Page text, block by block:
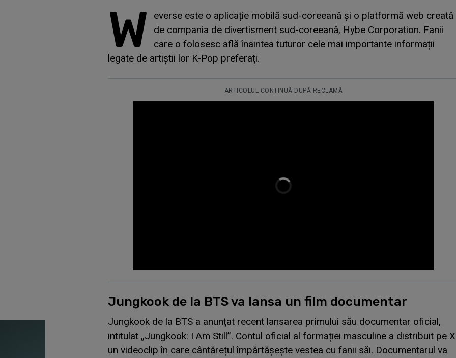
W
everse este o aplicație mobilă sud-coreeană și o platformă web creată
de compania de divertisment sud-coreeană, Hybe Corporation. Fanii
care o folosesc află înaintea tuturor cele mai importante informații
legate de artiștii lor K-Pop preferați.
ARTICOLUL CONTINUĂ DUPĂ RECLAMĂ
Jungkook de la BTS va lansa un film documentar
Jungkook de la BTS a anunțat recent lansarea primului său documentar oficial,
intitulat „Jungkook: I Am Still”. Contul oficial al formației masculine a distribuit pe X
un videoclip în care cântărețul împărtășește vestea cu fanii săi. Documentarul va